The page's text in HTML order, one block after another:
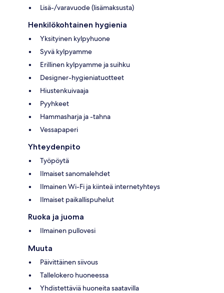
Lisä-/varavuode (lisämaksusta)
Henkilökohtainen hygienia
Yksityinen kylpyhuone
Syvä kylpyamme
Erillinen kylpyamme ja suihku
Designer-hygieniatuotteet
Hiustenkuivaaja
Pyyhkeet
Hammasharja ja -tahna
Vessapaperi
Yhteydenpito
Työpöytä
Ilmaiset sanomalehdet
Ilmainen Wi-Fi ja kiinteä internetyhteys
Ilmaiset paikallispuhelut
Ruoka ja juoma
Ilmainen pullovesi
Muuta
Päivittäinen siivous
Tallelokero huoneessa
Yhdistettäviä huoneita saatavilla